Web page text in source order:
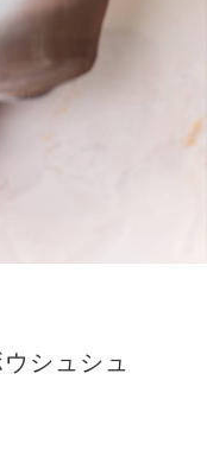
シュシュ